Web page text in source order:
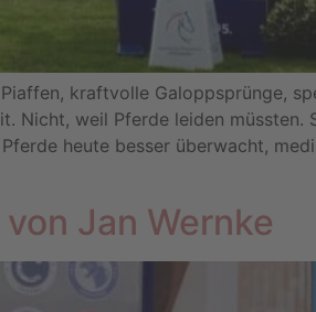
kraftvolle Galoppsprünge,
Nicht, weil Pferde leiden müssten.
heute besser überwacht,
Jan Wernke